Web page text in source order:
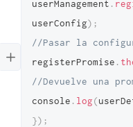
userManagement .
userConfig) ;
registerPromise .
//Devuelve una
console . log(
}) ;